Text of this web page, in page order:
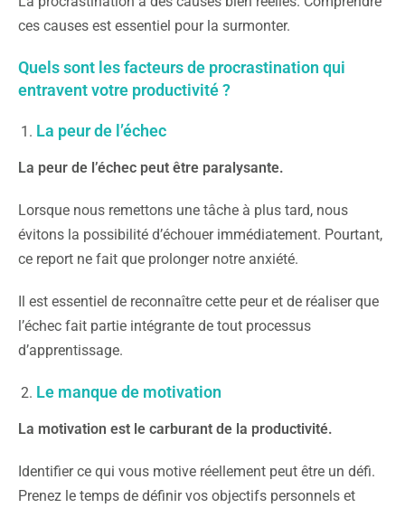
ces causes est essentiel pour la surmonter.
Quels sont les facteurs de procrastination qui
entravent votre productivité ?
La peur de l’échec
La peur de l’échec peut être paralysante.
Lorsque nous remettons une tâche à plus tard, nous
évitons la possibilité d’échouer immédiatement. Pourtant,
ce report ne fait que prolonger notre anxiété.
Il est essentiel de reconnaître cette peur et de réaliser que
l’échec fait partie intégrante de tout processus
d’apprentissage.
Le manque de motivation
La motivation est le carburant de la productivité.
Identifier ce qui vous motive réellement peut être un défi.
Prenez le temps de définir vos objectifs personnels et